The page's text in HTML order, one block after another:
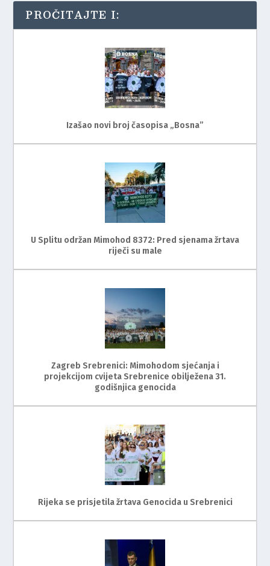
PROČITAJTE I:
Izašao novi broj časopisa „Bosna”
U Splitu održan Mimohod 8372: Pred sjenama žrtava
riječi su male
Zagreb Srebrenici: Mimohodom sjećanja i
projekcijom cvijeta Srebrenice obilježena 31.
godišnjica genocida
Rijeka se prisjetila žrtava Genocida u Srebrenici